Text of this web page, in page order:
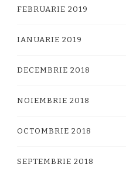
FEBRUARIE 2019
IANUARIE 2019
DECEMBRIE 2018
NOIEMBRIE 2018
OCTOMBRIE 2018
SEPTEMBRIE 2018